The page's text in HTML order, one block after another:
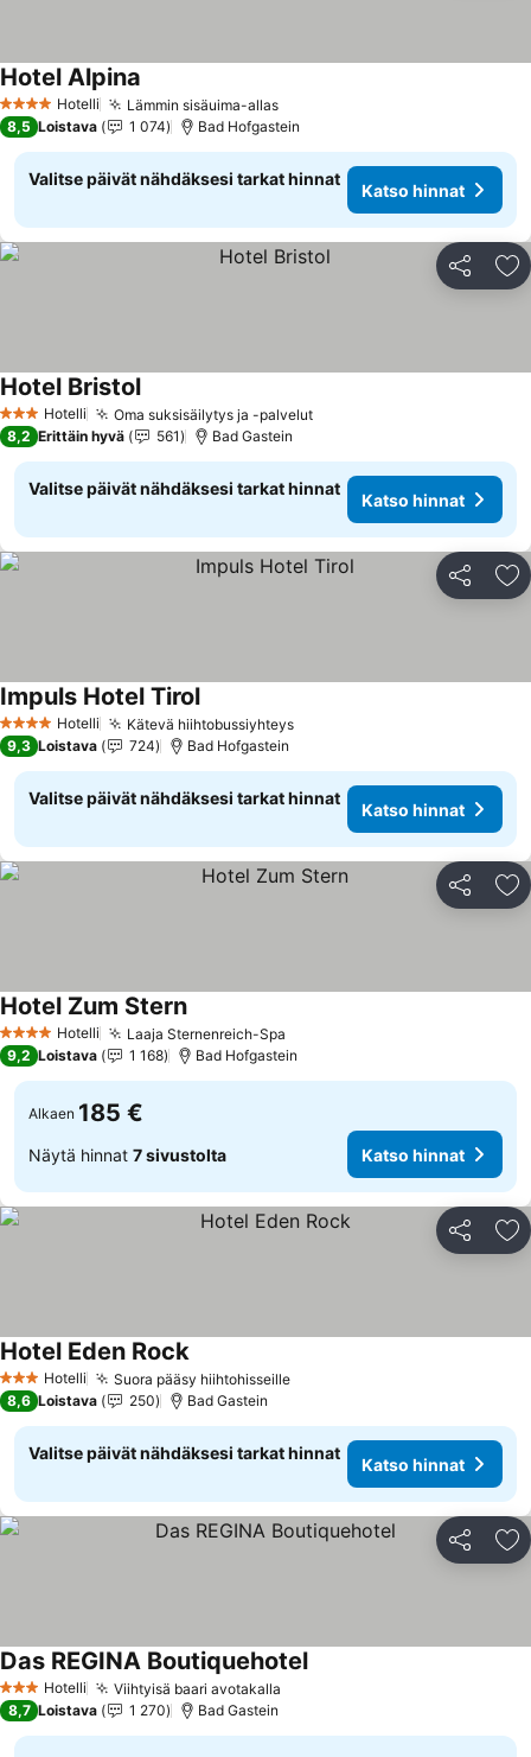
4 Tähtiluokitus
Hotelli Lämmin sisäuima-allasKatso hinnat
Hotel Alpina
8,5 Loistava 1 074 Bad Hofgastein
Valitse päivät nähdäksesi tarkat hinnat
Katso hinnat
Jaa
3 Tähtiluokitus
Hotelli Oma suksisäilytys ja -palvelutKatso hinnat
Hotel BristolKatso hinnat
8,2 Erittäin hyvä 561 Bad Gastein
Valitse päivät nähdäksesi tarkat hinnat
Katso hinnat
Jaa
4 Tähtiluokitus
Hotelli Kätevä hiihtobussiyhteysKatso hinnat
Impuls Hotel TirolKatso hinnat
9,3 Loistava 724 Bad Hofgastein
Valitse päivät nähdäksesi tarkat hinnat
Katso hinnat
Jaa
4 Tähtiluokitus
Hotelli Laaja Sternenreich-Spa
Hotel Zum SternKatso hinnat
9,2 Loistava 1 168 Bad Hofgastein
Alkaen 185 €
Näytä hinnat 7 sivustolta Katso hinnat
Jaa
3 Tähtiluokitus
Hotelli Suora pääsy hiihtohisseilleKatso hinnat
Hotel Eden RockKatso hinnat
8,6 Loistava 250 Bad Gastein
Valitse päivät nähdäksesi tarkat hinnat
Katso hinnat
Jaa
3 Tähtiluokitus
Hotelli Viihtyisä baari avotakalla
Das REGINA BoutiquehotelKatso hinnat
8,7 Loistava 1 270 Bad Gastein